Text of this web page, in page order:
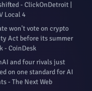
- ClickOnDetroit |
Local 4
won't vote on crypto
Act before its summer
- CoinDesk
and four rivals just
on one standard for AI
- The Next Web